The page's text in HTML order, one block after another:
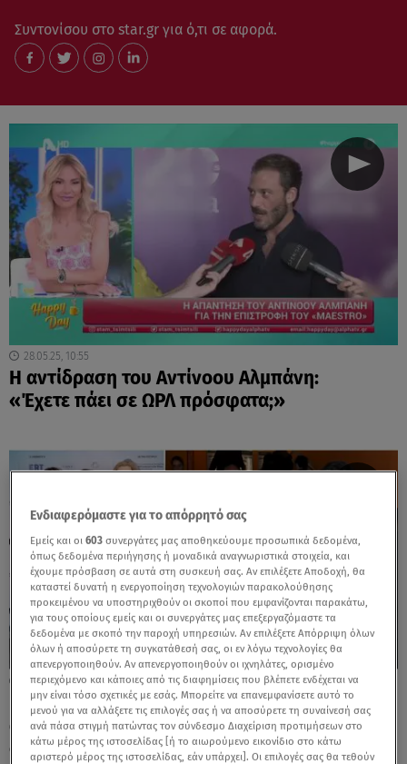
Συντονίσου στο star.gr για ό,τι σε αφορά.
28.05.25, 10:55
H αντίδραση του Αντίνοου Αλμπάνη:
«Έχετε πάει σε ΩΡΛ πρόσφατα;»
19.03.25, 13:19
Κινηματογραφική πρεμιέρα: Ποιοι
απόλαυσαν Αλμπάνη - Δούκα στη μεγάλη
οθόνη
Ενδιαφερόμαστε για το απόρρητό σας
Εμείς και οι603 συνεργάτες μας αποθηκεύουμε προσωπικά δεδομένα,
όπως δεδομένα περιήγησης ή μοναδικά αναγνωριστικά στοιχεία, και
έχουμε πρόσβαση σε αυτά στη συσκευή σας. Αν επιλέξετε Αποδοχή, θα
καταστεί δυνατή η ενεργοποίηση τεχνολογιών παρακολούθησης
προκειμένου να υποστηριχθούν οι σκοποί που εμφανίζονται παρακάτω,
για τους οποίους εμείς και οι συνεργάτες μας επεξεργαζόμαστε τα
δεδομένα με σκοπό την παροχή υπηρεσιών. Αν επιλέξετε Απόρριψη όλων
όλων ή αποσύρετε τη συγκατάθεσή σας, οι εν λόγω τεχνολογίες θα
απενεργοποιηθούν. Αν απενεργοποιηθούν οι ιχνηλάτες, ορισμένο
περιεχόμενο και κάποιες από τις διαφημίσεις που βλέπετε ενδέχεται να
μην είναι τόσο σχετικές με εσάς. Μπορείτε να επανεμφανίσετε αυτό το
μενού για να αλλάξετε τις επιλογές σας ή να αποσύρετε τη συναίνεσή σας
ανά πάσα στιγμή πατώντας τον σύνδεσμο Διαχείριση προτιμήσεων στο
κάτω μέρος της ιστοσελίδας [ή το αιωρούμενο εικονίδιο στο κάτω
αριστερό μέρος της ιστοσελίδας, εάν υπάρχει]. Οι επιλογές σας θα τεθούν